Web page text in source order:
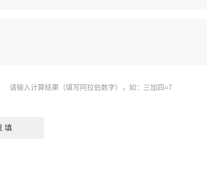
请输入计算结果（填写阿拉伯数字），如：三加四=7